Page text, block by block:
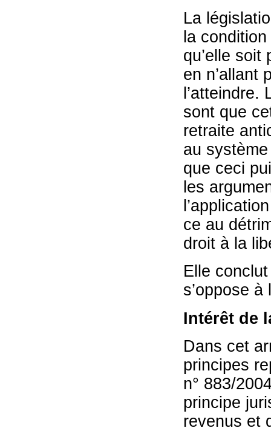
La
la
qu’elle
en n’allant
sont que
retraite
au
que ceci
les
ce au
droit à la
Elle
s’oppose
Intérêt de
Dans cet
principes
n° 883/
principe
revenus et